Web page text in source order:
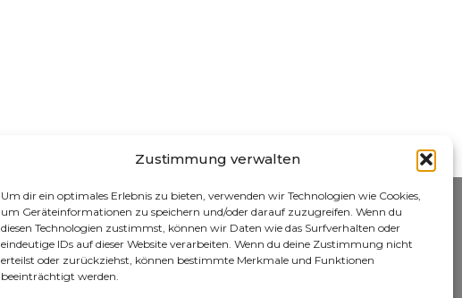
Zustimmung verwalten
Um dir ein optimales Erlebnis zu bieten, verwenden wir Technologien wie Cookies,
um Geräteinformationen zu speichern und/oder darauf zuzugreifen. Wenn du
diesen Technologien zustimmst, können wir Daten wie das Surfverhalten oder
eindeutige IDs auf dieser Website verarbeiten. Wenn du deine Zustimmung nicht
erteilst oder zurückziehst, können bestimmte Merkmale und Funktionen
beeinträchtigt werden.